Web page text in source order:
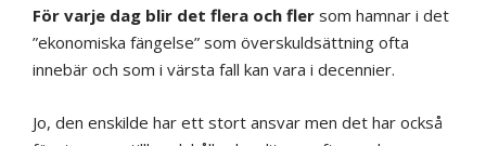
För varje dag blir det flera och fler som hamnar i det
”ekonomiska fängelse” som överskuldsättning ofta
innebär och som i värsta fall kan vara i decennier.
Jo, den enskilde har ett stort ansvar men det har också